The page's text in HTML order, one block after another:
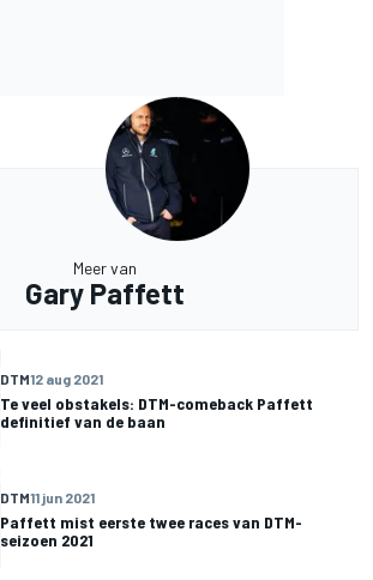
Meer van
Gary Paffett
DTM12 aug 2021
Te veel obstakels: DTM-comeback Paffett
definitief van de baan
DTM11 jun 2021
Paffett mist eerste twee races van DTM-
seizoen 2021